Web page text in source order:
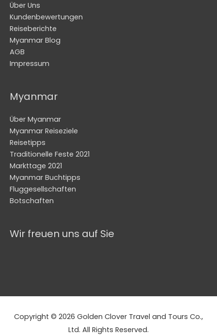
Über Uns
Kundenbewertungen
Reiseberichte
Myanmar Blog
AGB
Impressum
Myanmar
Über Myanmar
Myanmar Reiseziele
Reisetipps
Traditionelle Feste 2021
Markttage 2021
Myanmar Buchtipps
Fluggesellschaften
Botschaften
Wir freuen uns auf Sie
Copyright © 2026 Golden Clover Travel and Tours Co.,
Ltd. All Rights Reserved.